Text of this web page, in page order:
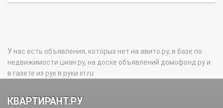
У нас есть объявления, которых нет на авито.ру, в базе по
недвижимости циан.ру, на доске объявлений домофонд.ру и
в газете из рук в руки irr.ru
КВАРТИРАНТ.РУ